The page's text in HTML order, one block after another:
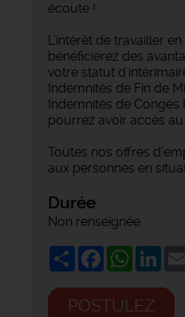
écoute !
L’intérêt de travailler
bénéficierez des
votre statut
Indemnités de Fin de
Indemnités de Congés
pourrez avoir accès au
Toutes nos offres
aux personnes en
Durée
Non renseignée
ShareFacebook
POSTULEZ